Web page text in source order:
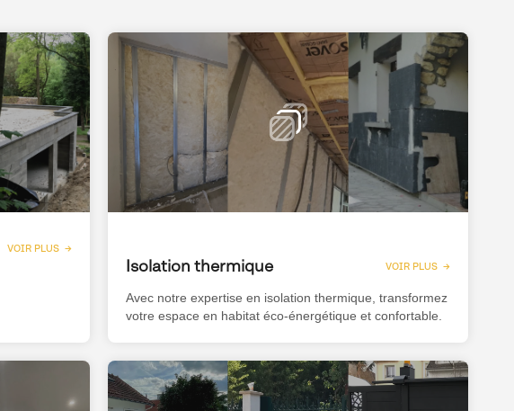
VOIR PLUS →
Isolation thermique VOIR PLUS →
Avec notre expertise en isolation thermique, transformez
votre espace en habitat éco-énergétique et confortable.